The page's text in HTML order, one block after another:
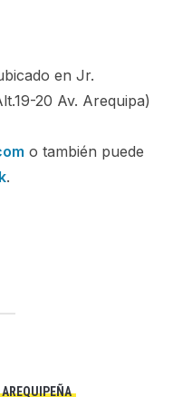
en Jr.
20 Av. Arequipa)
o también puede
.